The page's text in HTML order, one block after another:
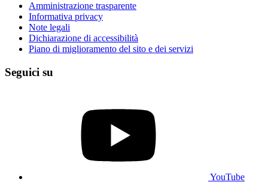
Amministrazione trasparente
Informativa privacy
Note legali
Dichiarazione di accessibilità
Piano di miglioramento del sito e dei servizi
Seguici su
YouTube